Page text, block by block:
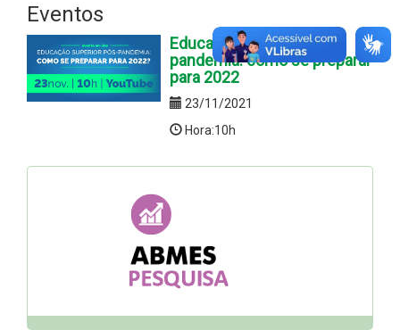
Eventos
Educação Superior pós-
pandemia: como se preparar
para 2022
23/11/2021
Hora:10h